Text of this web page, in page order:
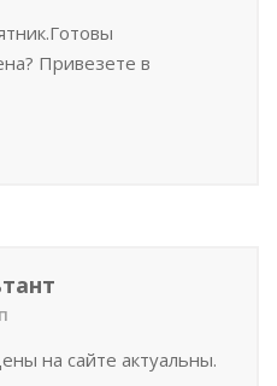
Привезете в
на сайте актуальны.